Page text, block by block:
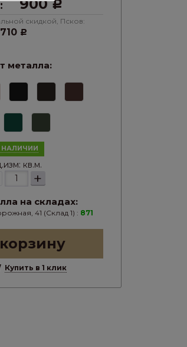
900 Р
скидкой, Псков:
710 Р
металла:
НАЛИЧИИ
кв.м.
+
на складах:
41 (Склад 1) : 871
Купить в 1 клик